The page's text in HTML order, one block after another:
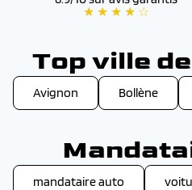
★ ★ ★ ★ ☆
Top ville
Avignon Bollène
mandataire auto